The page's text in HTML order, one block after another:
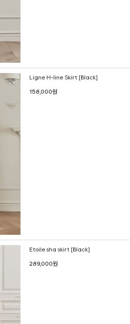
Ligne H-line Skirt [Black]
158,000원
Etoile sha skirt [Black]
289,000원